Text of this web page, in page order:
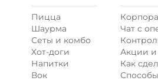
Пицца
Шаурма
Сеты и комбо
Хот-доги
Напитки
Вок
Чат с
Акции и
Как